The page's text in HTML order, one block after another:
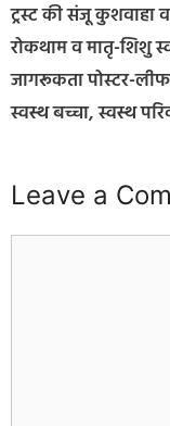
ट्रस्ट की संजू
रोकथाम व मातृ-शिशु
जागरूकता पोस्टर-
स्वस्थ बच्चा, स्वस्थ
Leave a